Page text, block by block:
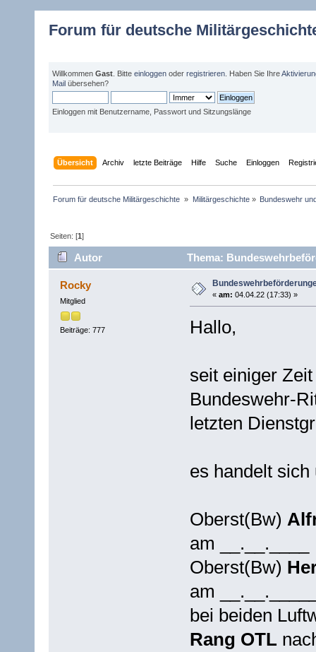
Forum für deutsche
Willkommen Gast . Bitte einloggen oder registrieren . Haben Sie Ihre
Mail übersehen?
Einloggen mit Benutzername, Passwort und Sitzungslänge
Übersicht Archiv letzte Beiträge Hilfe Suche Einloggen
Forum für deutsche Militärgeschichte » Militärgeschichte» Bundeswehr
Seiten: [1]
Autor Thema:
Rocky
Mitglied
Beiträge: 777
« am: 04.04.22 (17:33) »
Hallo,
seit einiger
Bundeswehr-
letzten
es handelt sich
Oberst(Bw)
am __.__.____
Oberst(Bw)
am
bei beiden
Rang OTL